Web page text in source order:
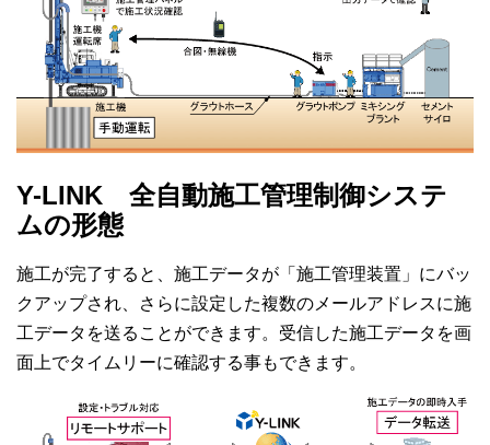
Y-LINK 全自動施工管理制御システ
ムの形態
施工が完了すると、施工データが「施工管理装置」にバッ
クアップされ、さらに設定した複数のメールアドレスに施
工データを送ることができます。受信した施工データを画
面上でタイムリーに確認する事もできます。